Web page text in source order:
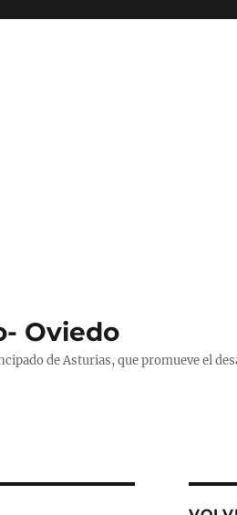
Oviedo
de Asturias, que promueve el